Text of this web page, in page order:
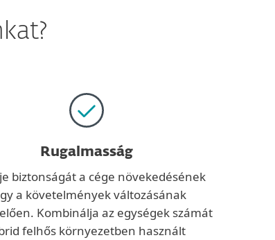
Rugalmasság
biztonságát a cége növekedésének
a követelmények változásának
Kombinálja az egységek számát
felhős környezetben használt